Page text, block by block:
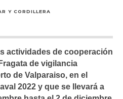
Y CORDILLERA
actividades de cooperación
de vigilancia
de Valparaiso, en el
2022 y que se llevará a